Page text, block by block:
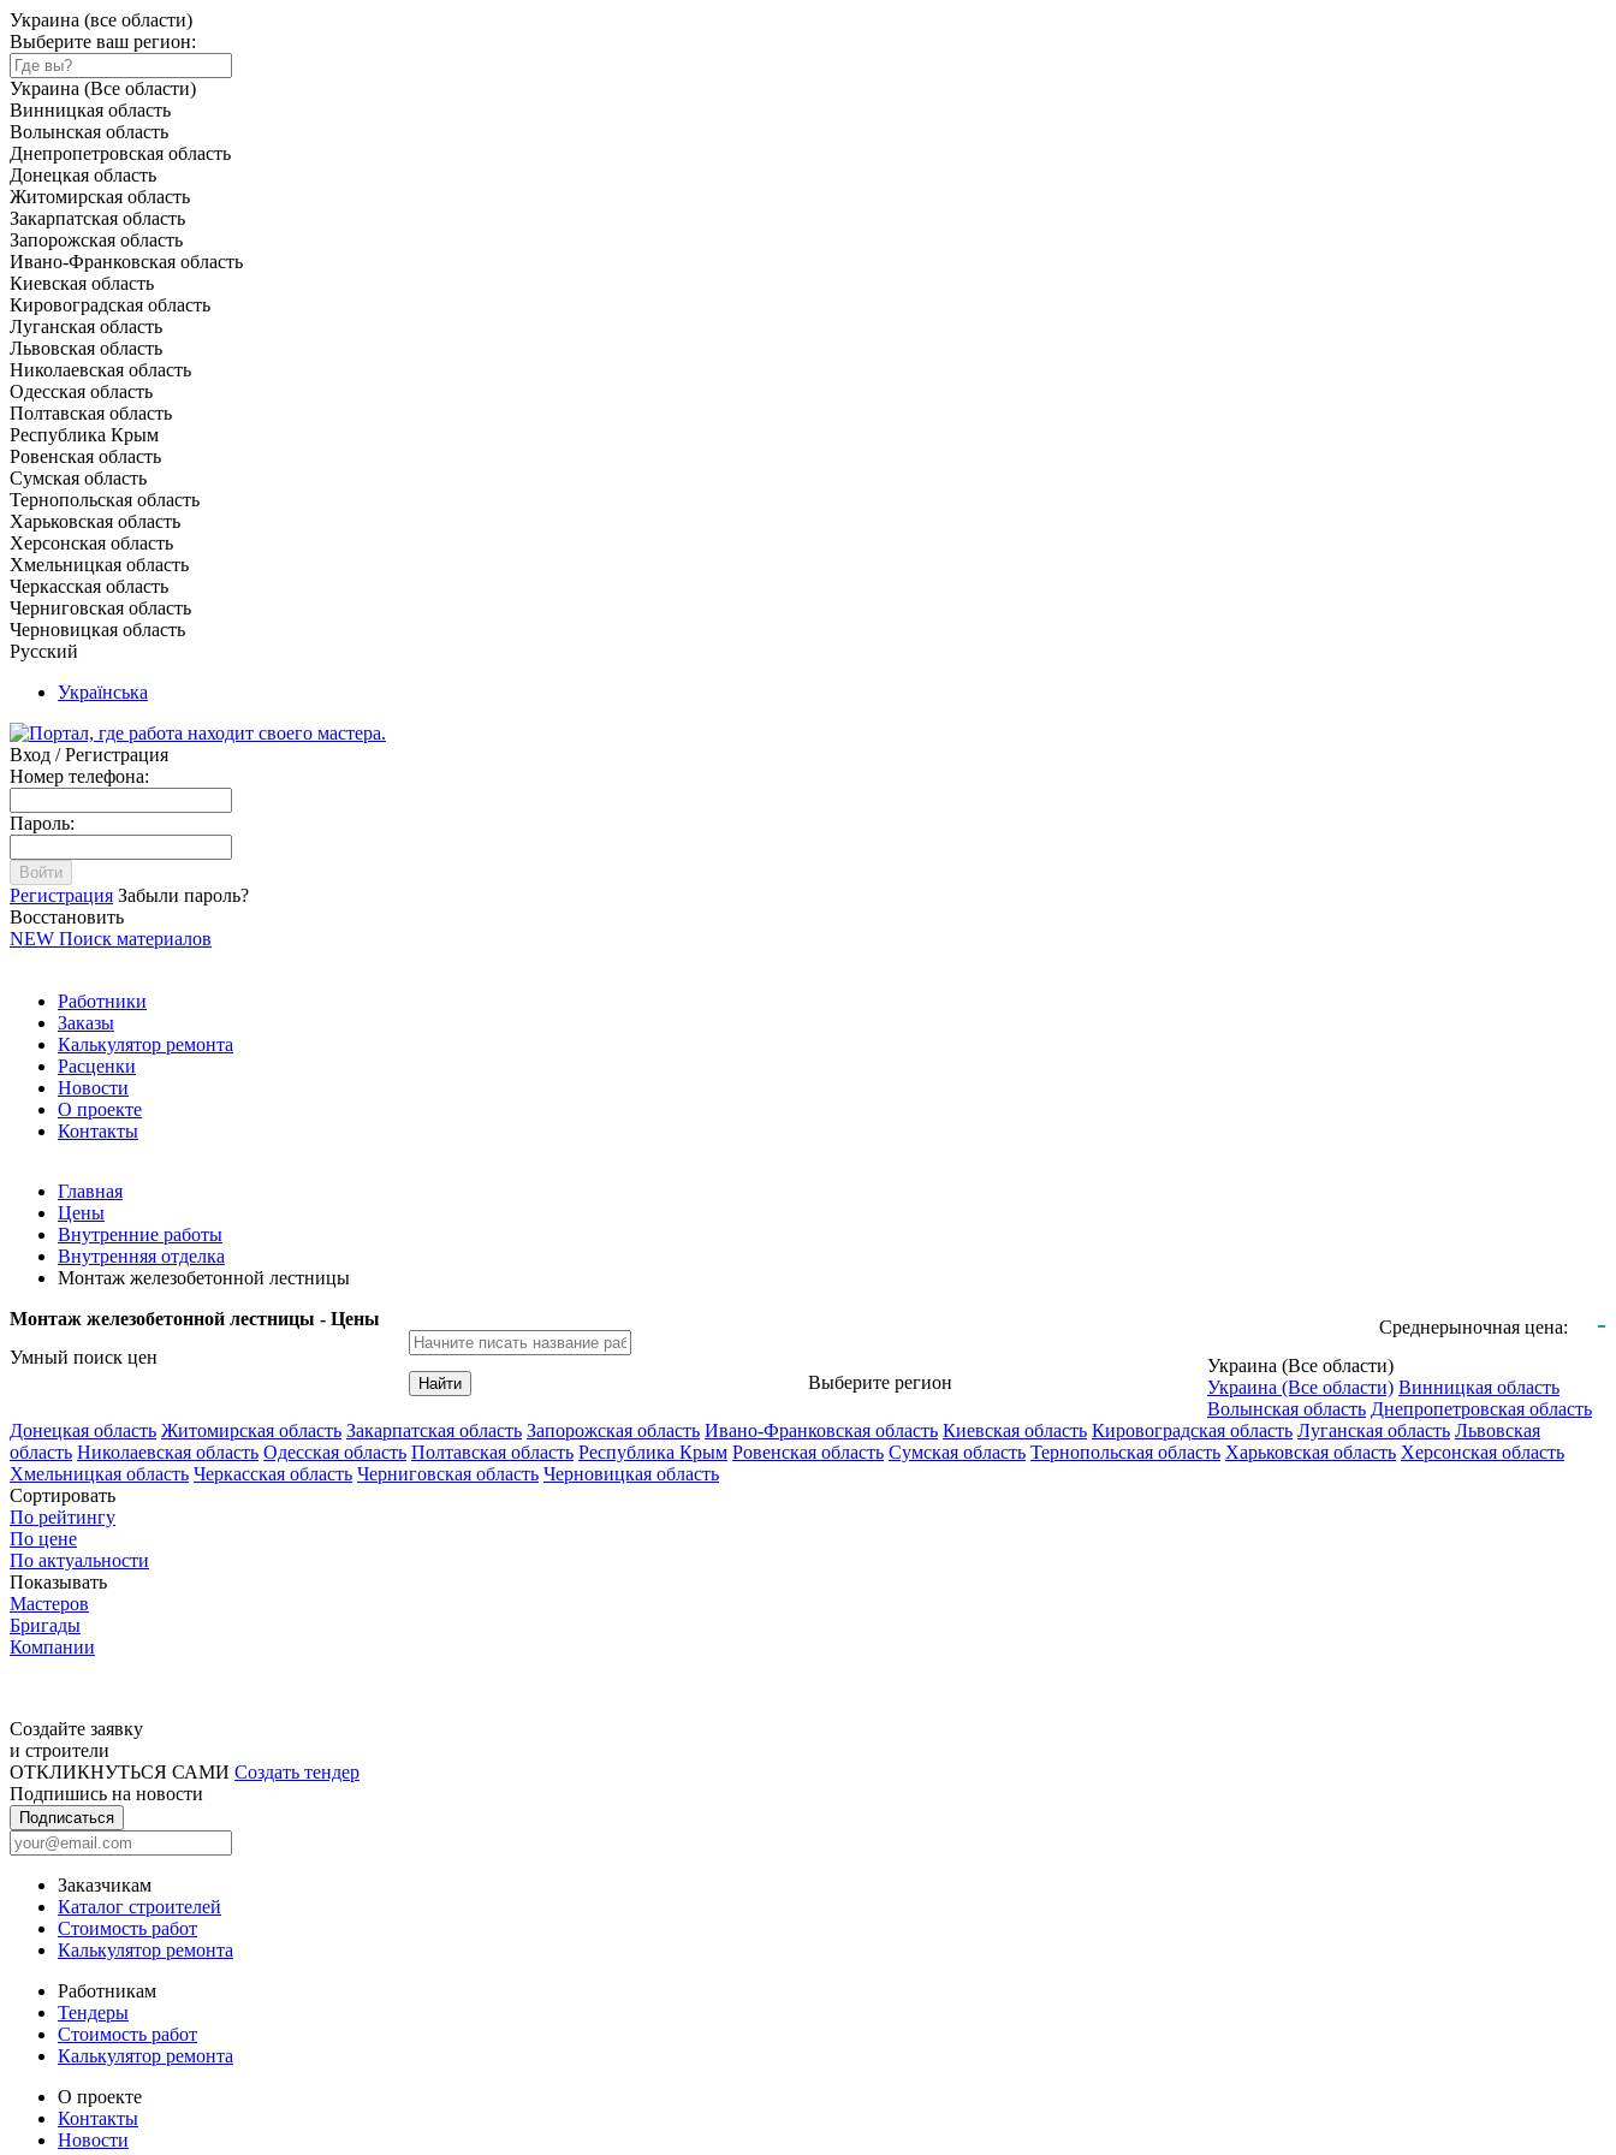
Украина (все области)
Выберите ваш регион:
Украина (Все области)
Винницкая область
Волынская область
Днепропетровская область
Донецкая область
Житомирская область
Закарпатская область
Запорожская область
Ивано-Франковская область
Киевская область
Кировоградская область
Луганская область
Львовская область
Николаевская область
Одесская область
Полтавская область
Республика Крым
Ровенская область
Сумская область
Тернопольская область
Харьковская область
Херсонская область
Хмельницкая область
Черкасская область
Черниговская область
Черновицкая область
Русский
Українська
Вход / Регистрация
Номер телефона:
Пароль:
Войти
Регистрация Забыли пароль?
Восстановить
NEW Поиск материалов
Работники
Заказы
Калькулятор ремонта
Расценки
Новости
О проекте
Контакты
Главная
Цены
Внутренние работы
Внутренняя отделка
Монтаж железобетонной лестницы
Монтаж железобетонной лестницы - Цены
Среднерыночная цена: -
Умный поиск цен
Найти Выберите регион
Украина (Все области)
Украина (Все области) Винницкая область
Волынская область Днепропетровская область
Донецкая область Житомирская область Закарпатская область Запорожская область Ивано-Франковская область Киевская область Кировоградская область Луганская область Львовская
область Николаевская область Одесская область Полтавская область Республика Крым Ровенская область Сумская область Тернопольская область Харьковская область Херсонская область
Хмельницкая область Черкасская область Черниговская область Черновицкая область
Сортировать
По рейтингу
По цене
По актуальности
Показывать
Мастеров
Бригады
Компании
Создайте заявку
и строители
ОТКЛИКНУТЬСЯ САМИ Создать тендер
Подпишись на новости
Подписаться
Заказчикам
Каталог строителей
Стоимость работ
Калькулятор ремонта
Работникам
Тендеры
Стоимость работ
Калькулятор ремонта
О проекте
Контакты
Новости